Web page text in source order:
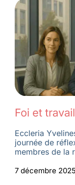
Foi et
Eccleria
journée de
membres de la
7 décembre